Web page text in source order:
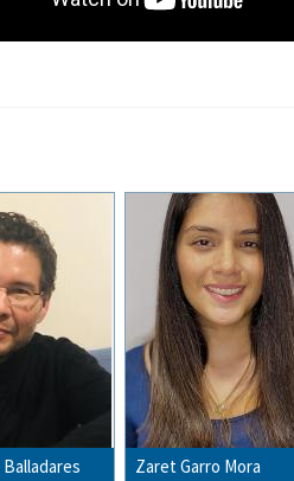
Zaret Garro Mora